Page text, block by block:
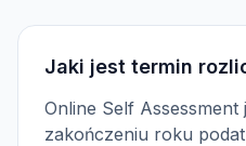
Jaki jest termin
Online Self Assessment
zakończeniu roku